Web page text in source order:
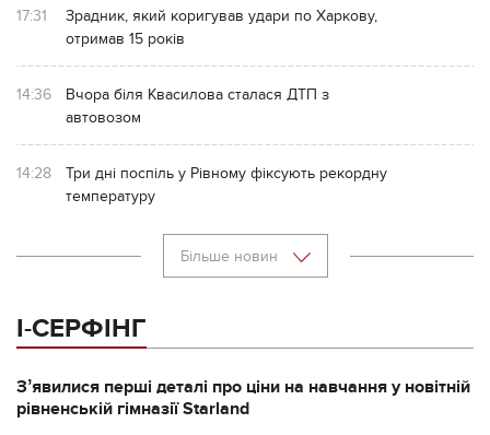
17:31
Зрадник, який коригував удари по Харкову,
отримав 15 років
14:36
Вчора біля Квасилова сталася ДТП з
автовозом
14:28
Три дні поспіль у Рівному фіксують рекордну
температуру
Більше новин
І-СЕРФІНГ
Зʼявилися перші деталі про ціни на навчання у новітній
рівненській гімназії Starland